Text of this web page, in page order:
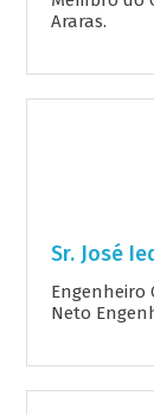
Araras.
Sr. José
Engenheiro
Neto